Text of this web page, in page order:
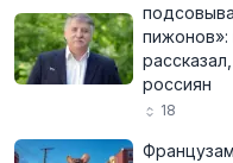
россиян
18